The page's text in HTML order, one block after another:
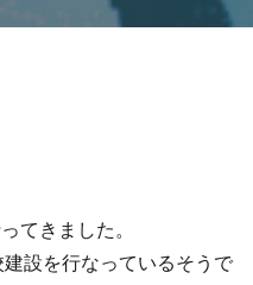
てきました。
設を行なっているそうで